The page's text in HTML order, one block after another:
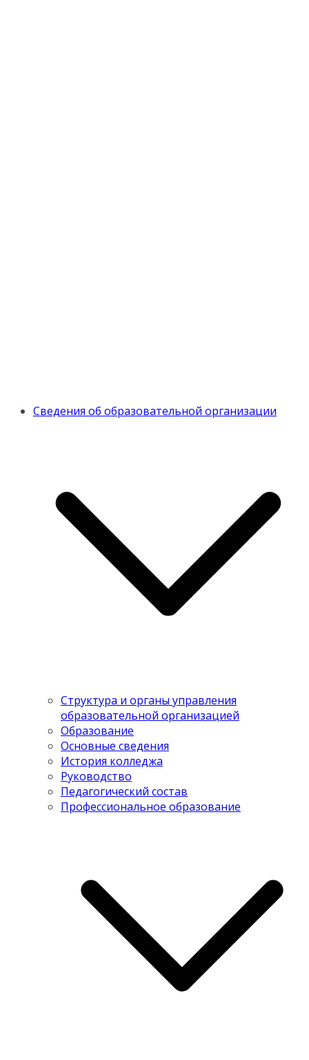
Сведения об образовательной организации
Структура и органы управления
образовательной организацией
Образование
Основные сведения
История колледжа
Руководство
Педагогический состав
Профессиональное образование